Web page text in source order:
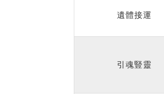
遺體接運
引魂豎靈